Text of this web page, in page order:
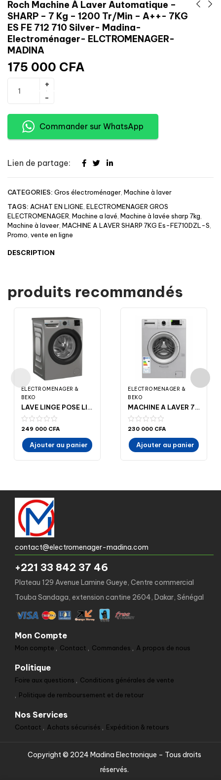
Roch Machine À Laver Automatique –
SHARP – 7 Kg – 1200 Tr/Min – A++- 7KG
ES FE 712 710 Silver- Madina-
Electroménager- ELCTROMENAGER-
MADINA
175 000 CFA
Commander sur WhatsApp
Lien de partage:
CATEGORIES: Gros électroménager, Machine à laver
TAGS: ACHAT EN LIGNE, ELECTROMENAGER GROS
ELECTROMENAGER, Machine a lavé, Machine à lavée sharp 7kg,
Machine à laveer, MACHINE A LAVER SHARP 7KG Es-FE710DZL-S,
Promo, vente en ligne
DESCRIPTION
produits recommandés
ELECTROMENAGER &
BEKO
LAVE LINGE POSE LIBRE- 9 KG- 1400TR/MIN BEKOWTV914TNXG- VENTE – Madina-Electroménager
249 000 CFA
Ajouter au panier
ELECTROMENAGER &
BEKO
MACHINE A LAVER 7 KG A+++ INVERTEUR SILVER BEKOWCC7611BSS- Lave linge- MADINA-ELECTROMENAGER
230 000 CFA
Ajouter au panier
contact@electromenager-madina.com
+221 33 842 37 46
Plateau 129 Avenue Lamine Gueye, Centre commercial
Touba Sandaga, extension cantine 2604, Dakar, Sénégal
Mon Compte
Mon compte Contact Commandes A propos de nous
Politique
Foire aux questions
Conditions générales de vente
Politique de remboursement et de retour
Nos Services
Contact Achats sécurisés Expédition & retours
Copyright © 2024 Madina Electronique – Tous droits
réservés.